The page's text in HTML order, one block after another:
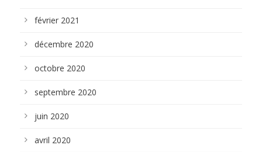
février 2021
décembre 2020
octobre 2020
septembre 2020
juin 2020
avril 2020